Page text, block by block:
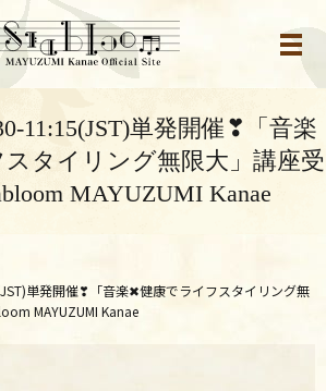
メ
11:15(JST)単発開催❣「音楽
タイリング無限大」講座受
MAYUZUMI Kanae
単発開催❣「音楽✖健康でライフスタイリング無
MAYUZUMI Kanae